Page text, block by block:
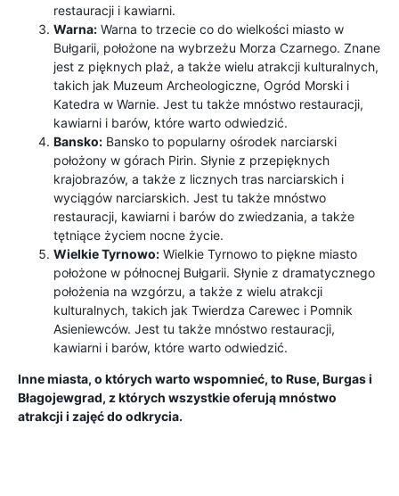
restauracji i kawiarni.
Warna: Warna to trzecie co do wielkości miasto w
Bułgarii, położone na wybrzeżu Morza Czarnego. Znane
jest z pięknych plaż, a także wielu atrakcji kulturalnych,
takich jak Muzeum Archeologiczne, Ogród Morski i
Katedra w Warnie. Jest tu także mnóstwo restauracji,
kawiarni i barów, które warto odwiedzić.
Bansko: Bansko to popularny ośrodek narciarski
położony w górach Pirin. Słynie z przepięknych
krajobrazów, a także z licznych tras narciarskich i
wyciągów narciarskich. Jest tu także mnóstwo
restauracji, kawiarni i barów do zwiedzania, a także
tętniące życiem nocne życie.
Wielkie Tyrnowo: Wielkie Tyrnowo to piękne miasto
położone w północnej Bułgarii. Słynie z dramatycznego
położenia na wzgórzu, a także z wielu atrakcji
kulturalnych, takich jak Twierdza Carewec i Pomnik
Asieniewców. Jest tu także mnóstwo restauracji,
kawiarni i barów, które warto odwiedzić.
Inne miasta, o których warto wspomnieć, to Ruse, Burgas i
Błagojewgrad, z których wszystkie oferują mnóstwo
atrakcji i zajęć do odkrycia.